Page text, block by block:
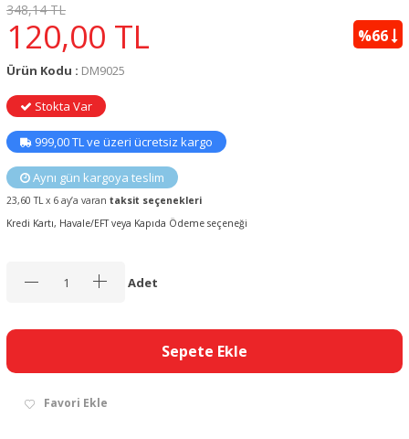
348,14 TL
120,00 TL %66
Ürün Kodu : DM9025
Stokta Var
999,00 TL ve üzeri ücretsiz kargo
Aynı gün kargoya teslim
23,60 TL x 6 ay’a varan taksit seçenekleri
Kredi Kartı, Havale/EFT veya Kapıda Ödeme seçeneği
Adet
Sepete Ekle
Favori Ekle